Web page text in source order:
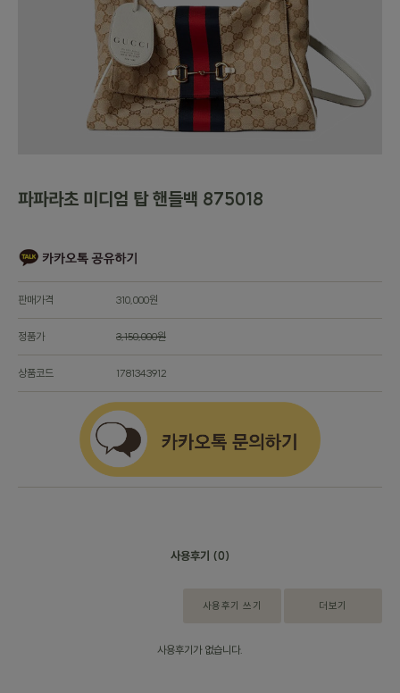
파파라초 미디엄 탑 핸들백 875018
판매가격 310,000원
정품가 3,150,000원
상품코드 1781343912
사용후기 (0)
사용후기 쓰기 더보기
사용후기가 없습니다.